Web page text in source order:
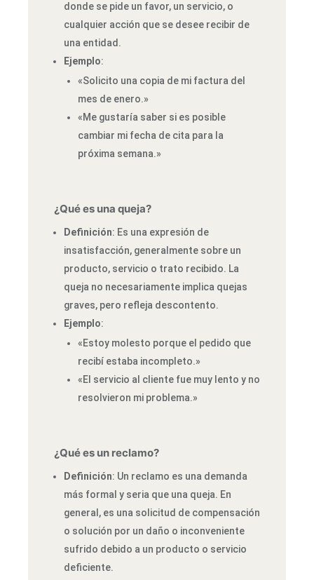
donde se pide un favor, un servicio, o
cualquier acción que se desee recibir de
una entidad.
Ejemplo:
«Solicito una copia de mi factura del
mes de enero.»
«Me gustaría saber si es posible
cambiar mi fecha de cita para la
próxima semana.»
¿Qué es una queja?
Definición: Es una expresión de
insatisfacción, generalmente sobre un
producto, servicio o trato recibido. La
queja no necesariamente implica quejas
graves, pero refleja descontento.
Ejemplo:
«Estoy molesto porque el pedido que
recibí estaba incompleto.»
«El servicio al cliente fue muy lento y no
resolvieron mi problema.»
¿Qué es un reclamo?
Definición: Un reclamo es una demanda
más formal y seria que una queja. En
general, es una solicitud de compensación
o solución por un daño o inconveniente
sufrido debido a un producto o servicio
deficiente.